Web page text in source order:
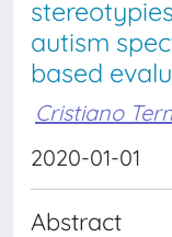
autism
based
Cristiano
2020-01-01
Abstract